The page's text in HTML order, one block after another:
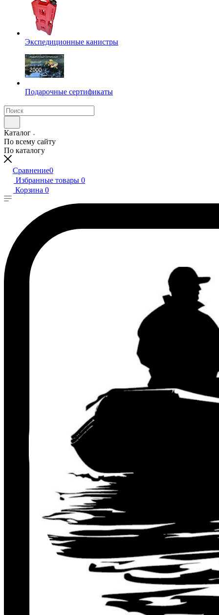
Экспедиционные канистры
Подарочные сертификаты
Каталог
По всему сайту
По каталогу
Сравнение0
Избранные товары 0
Корзина 0